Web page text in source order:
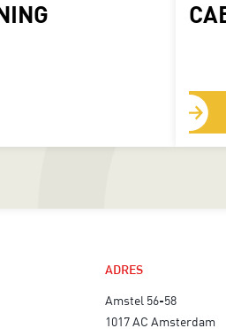
ADRES
Amstel 56-58
1017 AC Amsterdam